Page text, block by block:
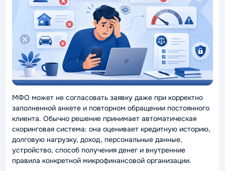
МФО может не согласовать заявку даже при корректно
заполненной анкете и повторном обращении постоянного
клиента. Обычно решение принимает автоматическая
скоринговая система: она оценивает кредитную историю,
долговую нагрузку, доход, персональные данные,
устройство, способ получения денег и внутренние
правила конкретной микрофинансовой организации.